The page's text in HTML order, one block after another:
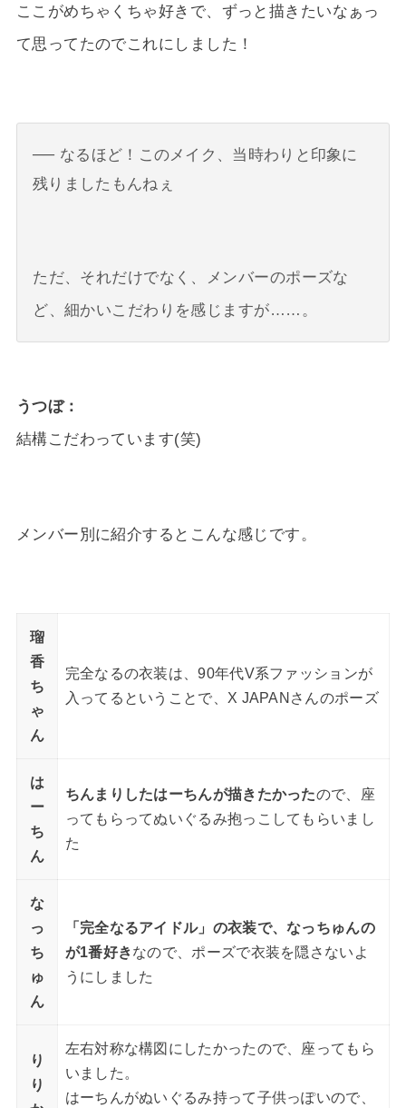
ここがめちゃくちゃ好きで、ずっと描きたいなぁっ
て思ってたのでこれにしました！
なるほど！このメイク、当時わりと印象に
残りましたもんねぇ
ただ、それだけでなく、メンバーのポーズな
ど、細かいこだわりを感じますが……。
うつぼ
結構こだわっています(笑)
メンバー別に紹介するとこんな感じです。
瑠
香
ち
ゃ
ん
完全なるの衣装は、90年代V系ファッションが
入ってるということで、X JAPANさんのポーズ
は
ー
ち
ん
ちんまりしたはーちんが描きたかったので、座
ってもらってぬいぐるみ抱っこしてもらいまし
た
な
っ
ち
ゅ
ん
「完全なるアイドル」の衣装で、なっちゅんの
が1番好きなので、ポーズで衣装を隠さないよ
うにしました
り
り
左右対称な構図にしたかったので、座ってもら
いました。
はーちんがぬいぐるみ持って子供っぽいので、